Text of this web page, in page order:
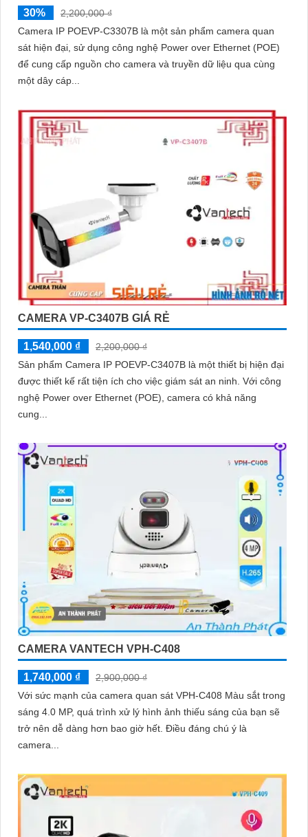
30%
2,200,000 ₫
Camera IP POEVP-C3307B là một sản phẩm camera quan
sát hiện đại, sử dụng công nghệ Power over Ethernet (POE)
để cung cấp nguồn cho camera và truyền dữ liệu qua cùng
một dây cáp...
CAMERA VP-C3407B GIÁ RẺ
1,540,000 ₫
2,200,000 ₫
Sản phẩm Camera IP POEVP-C3407B là một thiết bị hiện đại
được thiết kế rất tiện ích cho việc giám sát an ninh. Với công
nghệ Power over Ethernet (POE), camera có khả năng
cung...
CAMERA VANTECH VPH-C408
1,740,000 ₫
2,900,000 ₫
Với sức mạnh của camera quan sát VPH-C408 Màu sắt trong
sáng 4.0 MP, quá trình xử lý hình ảnh thiếu sáng của bạn sẽ
trở nên dễ dàng hơn bao giờ hết. Điều đáng chú ý là
camera...